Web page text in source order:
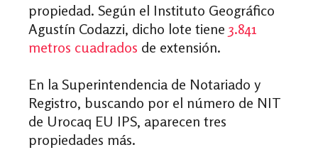
propiedad. Según el Instituto Geográfico
Agustín Codazzi, dicho lote tiene 3.841
metros cuadrados de extensión.
En la Superintendencia de Notariado y
Registro, buscando por el número de NIT
de Urocaq EU IPS, aparecen tres
propiedades más.